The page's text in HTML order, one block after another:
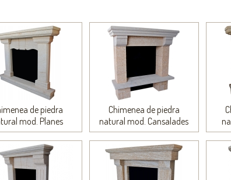
de piedra
mod. Planes
Chimenea de piedra
natural mod. Cansalades